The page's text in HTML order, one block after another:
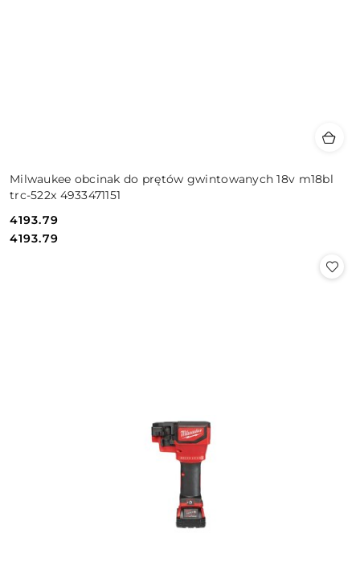
Milwaukee obcinak do prętów gwintowanych 18v m18bl
trc-522x 4933471151
Cena:
4193.79
Cena:
4193.79